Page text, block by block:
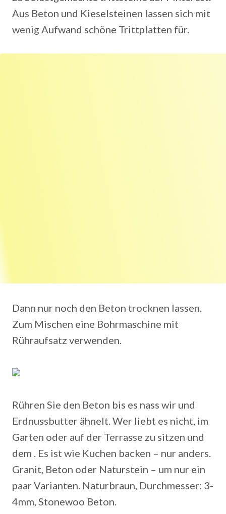
Aus Beton und Kieselsteinen lassen sich mit
wenig Aufwand schöne Trittplatten für.
Dann nur noch den Beton trocknen lassen.
Zum Mischen eine Bohrmaschine mit
Rühraufsatz verwenden.
Rühren Sie den Beton bis es nass wir und
Erdnussbutter ähnelt. Wer liebt es nicht, im
Garten oder auf der Terrasse zu sitzen und
dem . Es ist wie Kuchen backen – nur anders.
Granit, Beton oder Naturstein – um nur ein
paar Varianten. Naturbraun, Durchmesser: 3-
4mm, Stonewoo Beton.